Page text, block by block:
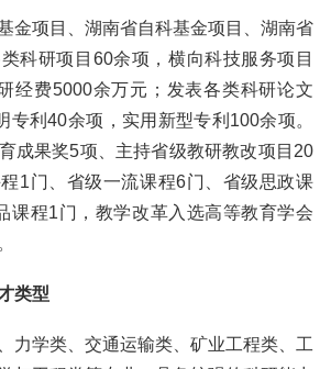
金项目、湖南省自科基金项目、湖南省
科研项目60余项，横向科技服务项目
经费5000余万元；发表各类科研论文
专利40余项，实用新型专利100余项。
成果奖5项、主持省级教研教改项目20
1门、省级一流课程6门、省级思政课
课程1门，教学改革入选高等教育学会
类型
力学类、交通运输类、矿业工程类、工